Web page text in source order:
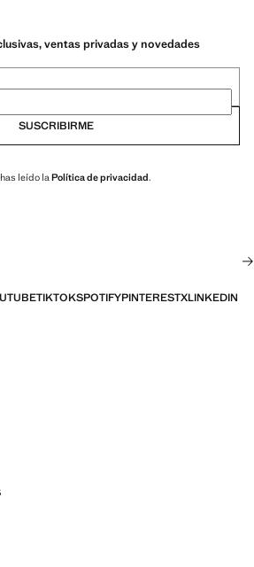
ventas privadas y novedades
SUSCRIBIRME
leído laPolítica de privacidad.
TIKTOKSPOTIFYPINTERESTXLINKEDIN